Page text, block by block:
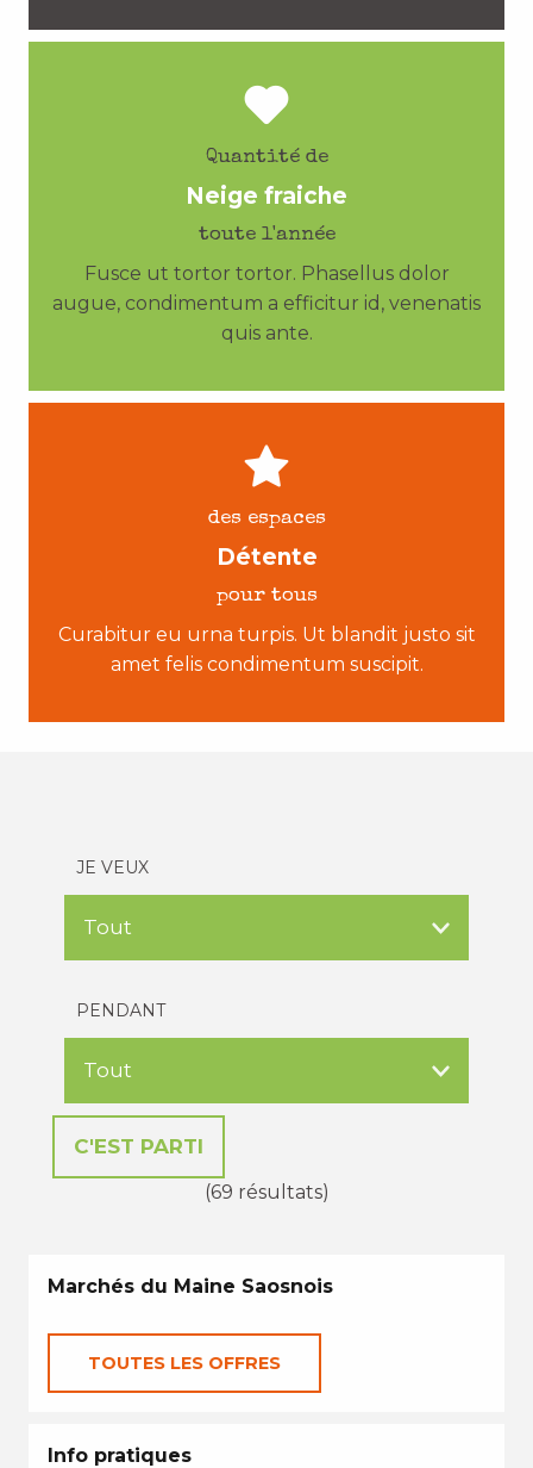
Quantité de
Neige fraiche
toute l'année
Fusce ut tortor tortor. Phasellus dolor
augue, condimentum a efficitur id, venenatis
quis ante.
des espaces
Détente
pour tous
Curabitur eu urna turpis. Ut blandit justo sit
amet felis condimentum suscipit.
JE VEUX
PENDANT
(69 résultats)
Marchés du Maine Saosnois
TOUTES LES OFFRES
Info pratiques